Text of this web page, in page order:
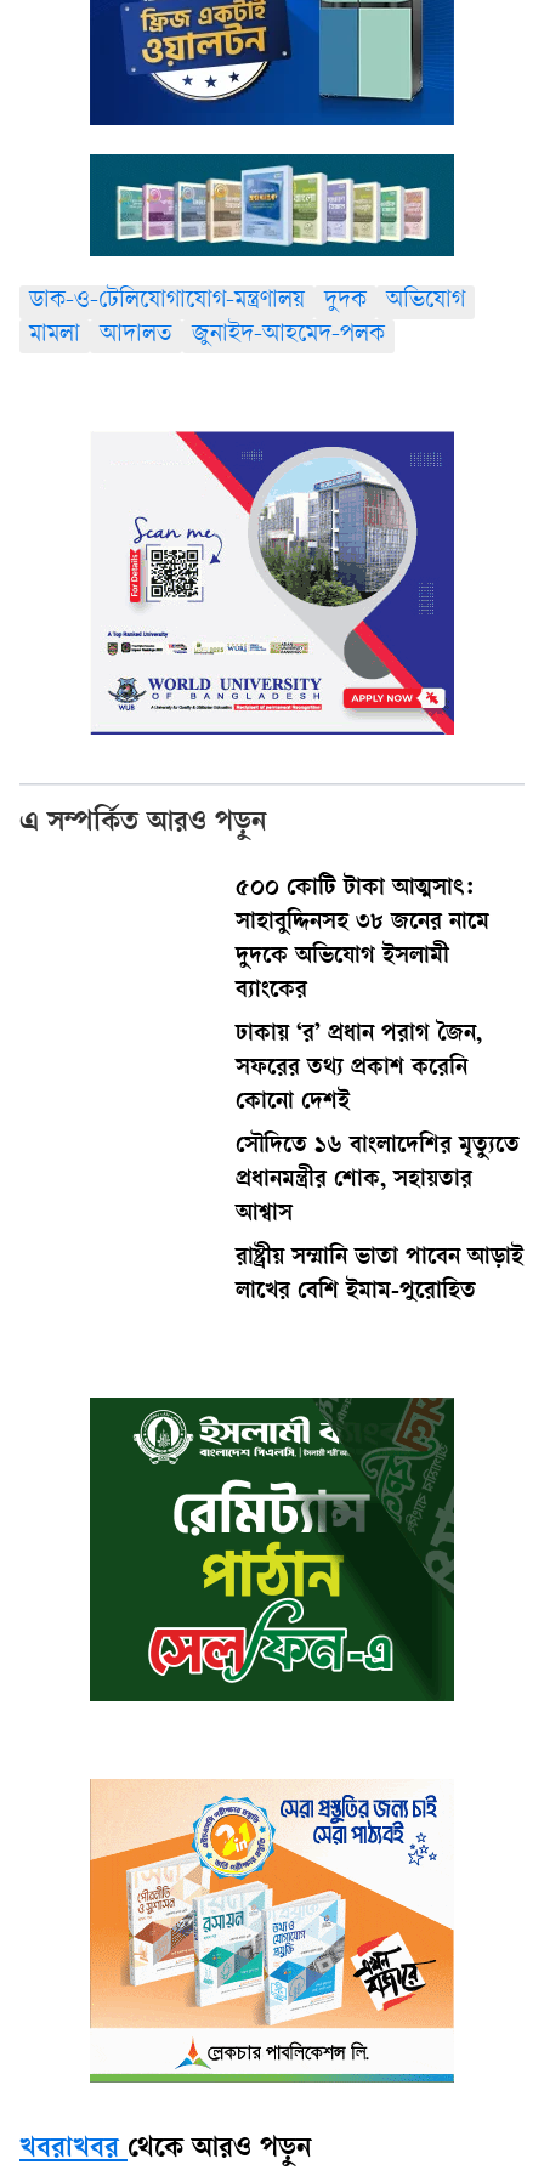
ডাক-ও-টেলিযোগাযোগ-মন্ত্রণালয় দুদক
অভিযোগ
মামলা
আদালত জুনাইদ-আহমেদ-পলক
এ সম্পর্কিত আরও পড়ুন
৫০০ কোটি টাকা আত্মসাৎ:
সাহাবুদ্দিনসহ ৩৮ জনের নামে
দুদকে অভিযোগ ইসলামী
ব্যাংকের
ঢাকায় ‘র’ প্রধান পরাগ জৈন,
সফরের তথ্য প্রকাশ করেনি
কোনো দেশই
সৌদিতে ১৬ বাংলাদেশির মৃত্যুতে
প্রধানমন্ত্রীর শোক, সহায়তার
আশ্বাস
রাষ্ট্রীয় সম্মানি ভাতা পাবেন আড়াই
লাখের বেশি ইমাম-পুরোহিত
খবরাখবর থেকে আরও পড়ুন